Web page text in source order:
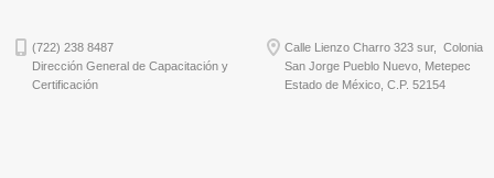
(722) 238 8487
Dirección General de Capacitación y
Certificación
Calle Lienzo Charro 323 sur, Colonia
San Jorge Pueblo Nuevo, Metepec
Estado de México, C.P. 52154